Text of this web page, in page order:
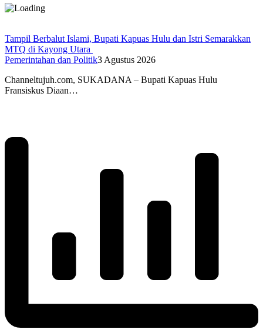
Tampil Berbalut Islami, Bupati Kapuas Hulu dan Istri Semarakkan
MTQ di Kayong Utara
Pemerintahan dan Politik3 Agustus 2026
Channeltujuh.com, SUKADANA – Bupati Kapuas Hulu
Fransiskus Diaan…